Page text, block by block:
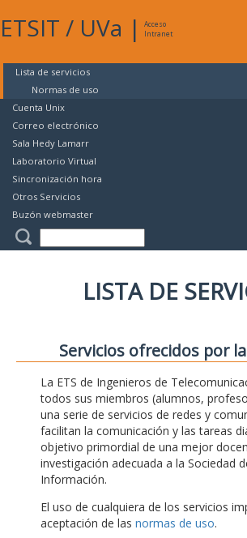
ETSIT / UVa |
Acceso
Intranet
Lista de servicios
Normas de uso
Cuenta Unix
Correo electrónico
Sala Hedy Lamarr
Laboratorio Virtual
Sincronización hora
Otros Servicios
Buzón webmaster
LISTA DE
Servicios ofrecidos por la
La ETS de Ingenieros de
todos sus miembros (alumnos,
una serie de servicios de redes y
facilitan la comunicación y las tareas
objetivo primordial de una mejor
investigación adecuada a la Sociedad
Información.
El uso de cualquiera de los servicios
aceptación de las normas de uso.